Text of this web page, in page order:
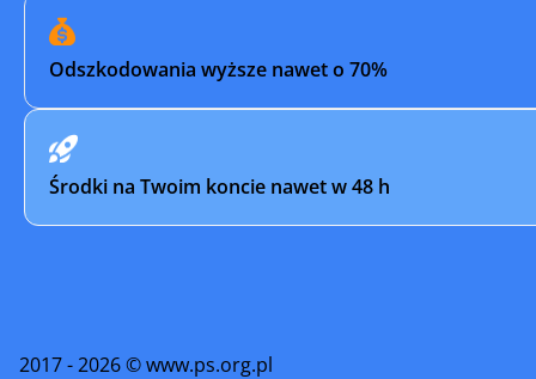
Odszkodowania wyższe nawet o 70%
Środki na Twoim koncie nawet w 48 h
2017 - 2026 © www.ps.org.pl